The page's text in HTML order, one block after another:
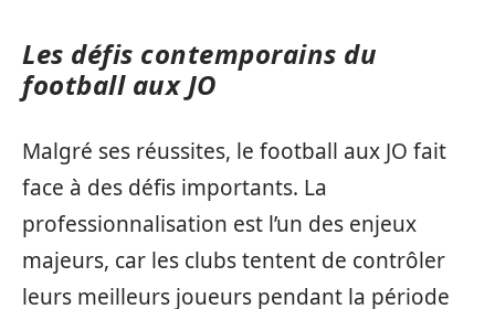
Les défis contemporains du
football aux JO
Malgré ses réussites, le football aux JO fait
face à des défis importants. La
professionnalisation est l’un des enjeux
majeurs, car les clubs tentent de contrôler
leurs meilleurs joueurs pendant la période